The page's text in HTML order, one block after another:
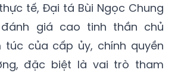
tế, Đại tá Bùi Ngọc Chung
giá cao tinh thần chủ
túc của cấp ủy, chính quyền
đặc biệt là vai trò tham